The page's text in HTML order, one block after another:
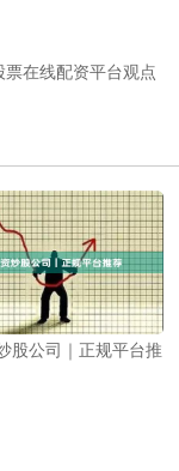
在线配资平台观点
股公司｜正规平台推